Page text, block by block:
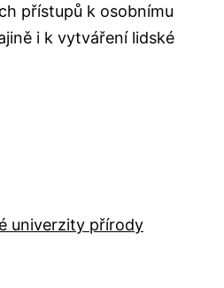
přístupů k osobnímu
i k vytváření lidské
univerzity přírody